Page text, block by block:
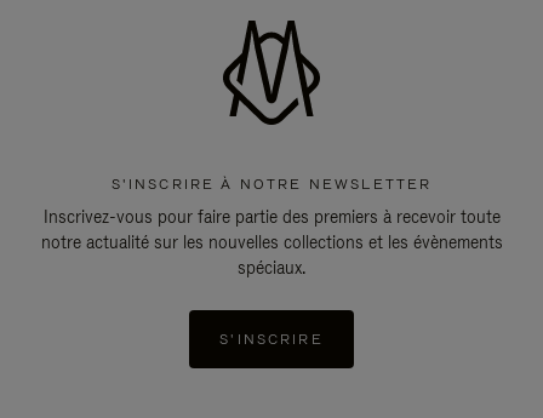
S'INSCRIRE À NOTRE NEWSLETTER
Inscrivez-vous pour faire partie des premiers à recevoir toute
notre actualité sur les nouvelles collections et les évènements
spéciaux.
S'INSCRIRE